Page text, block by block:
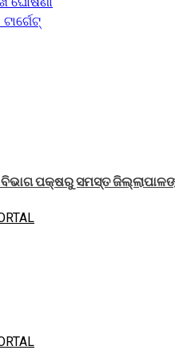
ପକ୍ଷରୁ ସମସ୍ତ